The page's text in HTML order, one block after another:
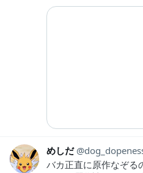
めしだ
バカ正直に原作なぞる